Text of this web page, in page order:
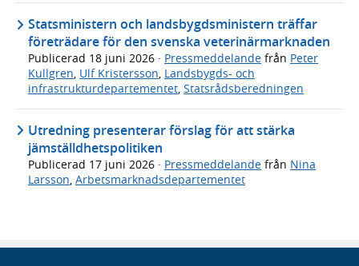
Statsministern och landsbygdsministern träffar
företrädare för den svenska veterinärmarknaden
Publicerad 18 juni 2026 · Pressmeddelande från Peter
Kullgren, Ulf Kristersson, Landsbygds- och
infrastrukturdepartementet, Statsrådsberedningen
Utredning presenterar förslag för att stärka
jämställdhetspolitiken
Publicerad 17 juni 2026 · Pressmeddelande från Nina
Larsson, Arbetsmarknadsdepartementet